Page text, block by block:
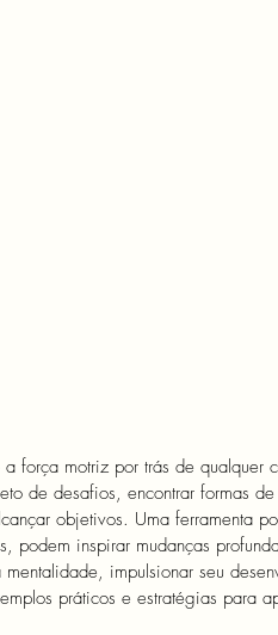
força motriz por trás de qualquer
de desafios, encontrar formas
objetivos. Uma ferramenta
podem inspirar mudanças
mentalidade, impulsionar seu
práticos e estratégias para